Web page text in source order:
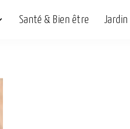
Santé & Bien être Jardin